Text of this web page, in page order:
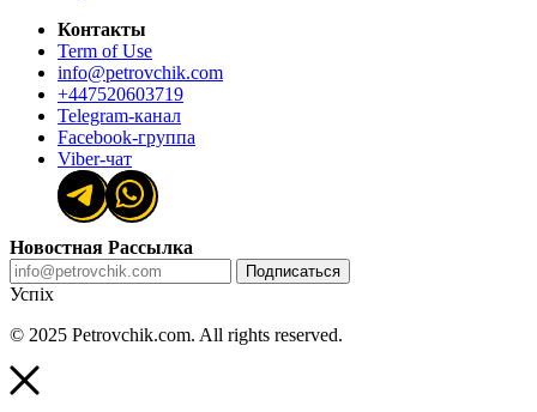
Контакты
Term of Use
info@petrovchik.com
+447520603719
Telegram-канал
Facebook-группа
Viber-чат
Новостная Рассылка
Подписаться
Успіх
© 2025 Petrovchik.com. All rights reserved.